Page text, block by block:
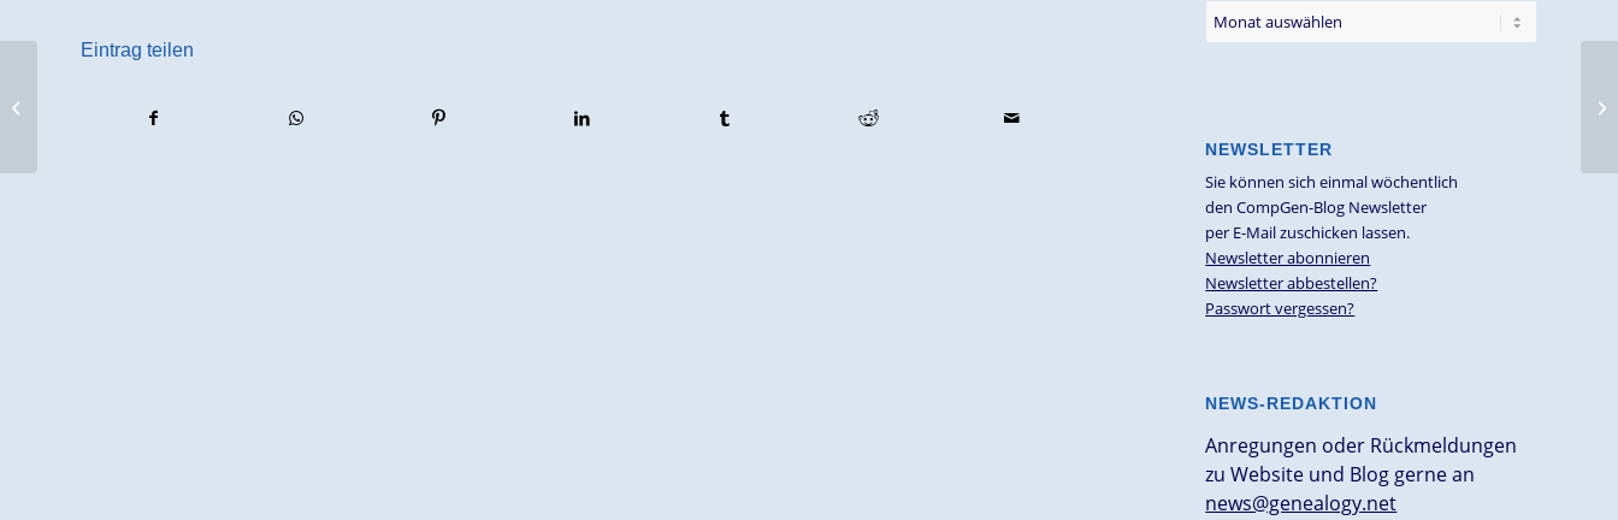
Eintrag teilen
NEWSLETTER
Sie können sich einmal wöchentlich
den CompGen-Blog Newsletter
per E-Mail zuschicken lassen.
Newsletter abonnieren
Newsletter abbestellen?
Passwort vergessen?
NEWS-REDAKTION
Anregungen oder Rückmeldungen
zu Website und Blog gerne an
news@genealogy.net
Brandenburg-Preußen: Licht ins